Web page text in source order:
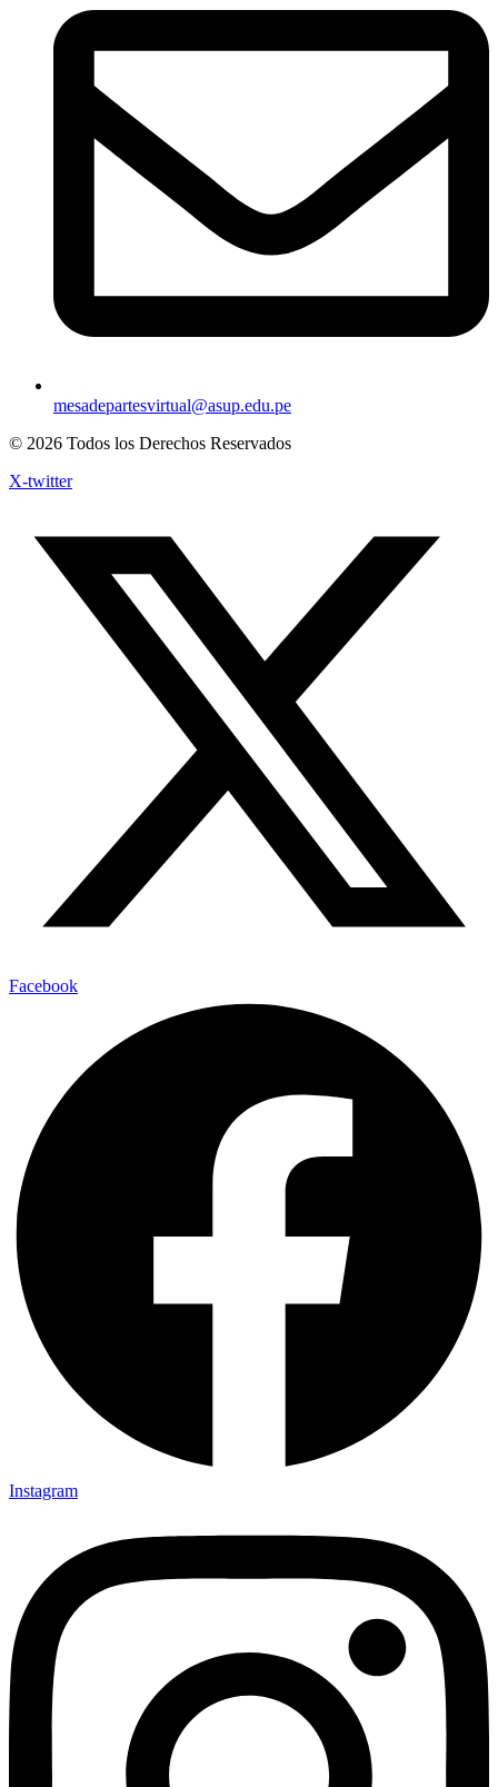
mesadepartesvirtual@asup.edu.pe
© 2026 Todos los Derechos Reservados
X-twitter
Facebook
Instagram